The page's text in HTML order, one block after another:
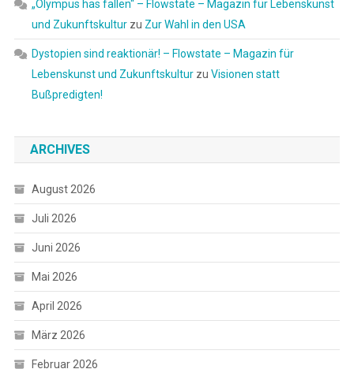
„Olympus has fallen“ – Flowstate – Magazin für Lebenskunst
und Zukunftskulturzu Zur Wahl in den USA
Dystopien sind reaktionär! – Flowstate – Magazin für
Lebenskunst und Zukunftskulturzu Visionen statt
Bußpredigten!
ARCHIVES
August 2026
Juli 2026
Juni 2026
Mai 2026
April 2026
März 2026
Februar 2026